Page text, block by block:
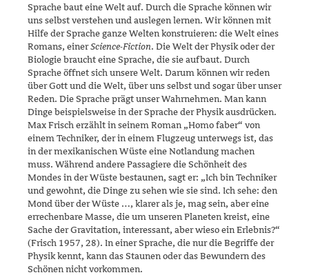
Sprache baut eine Welt auf. Durch die Sprache können wir
uns selbst verstehen und ausle­gen lernen. Wir können mit
Hilfe der Sprache ganze Welten konstruie­ren: die Welt eines
Romans, einerScience-Fiction. Die Welt der Physik oder der
Biologie braucht eine Sprache, die sie aufbaut. Durch
Sprache öffnet sich unsere Welt. Darum können wir reden
über Gott und die Welt, über uns selbst und sogar über unser
Reden. Die Sprache prägt unser Wahrnehmen. Man kann
Dinge beispielsweise in der Sprache der Physik ausdrücken.
Max Frisch erzählt in seinem Roman „Homo faber“ von
einem Techniker, der in einem Flugzeug unterwegs ist, das
in der mexikanischen Wüste eine Notlandung machen
muss. Während andere Passagiere die Schönheit des
Mondes in der Wüste bestaunen, sagt er: „Ich bin Techniker
und gewohnt, die Dinge zu sehen wie sie sind. Ich sehe: den
Mond über der Wüste …, klarer als je, mag sein, aber eine
errechenbare Masse, die um unseren Planeten kreist, eine
Sache der Gravitation, interessant, aber wieso ein Erlebnis?“
(Frisch 1957, 28). In einer Sprache, die nur die Begriffe der
Physik kennt, kann das Staunen oder das Bewundern des
Schönen nicht vorkommen.